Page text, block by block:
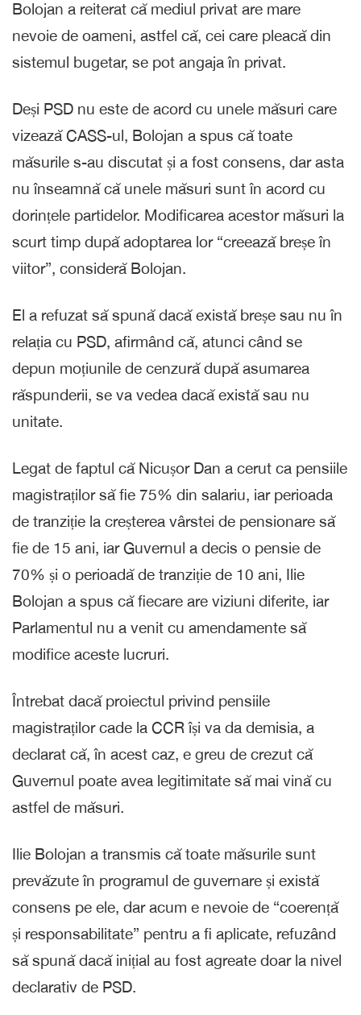
Bolojan a reiterat că mediul privat are mare
nevoie de oameni, astfel că, cei care pleacă din
sistemul bugetar, se pot angaja în privat.
Deși PSD nu este de acord cu unele măsuri care
vizează CASS-ul, Bolojan a spus că toate
măsurile s-au discutat și a fost consens, dar asta
nu înseamnă că unele măsuri sunt în acord cu
dorințele partidelor. Modificarea acestor măsuri la
scurt timp după adoptarea lor “creează breșe în
viitor”, consideră Bolojan.
El a refuzat să spună dacă există breșe sau nu în
relația cu PSD, afirmând că, atunci când se
depun moțiunile de cenzură după asumarea
răspunderii, se va vedea dacă există sau nu
unitate.
Legat de faptul că Nicușor Dan a cerut ca pensiile
magistraților să fie 75% din salariu, iar perioada
de tranziție la creșterea vârstei de pensionare să
fie de 15 ani, iar Guvernul a decis o pensie de
70% și o perioadă de tranziție de 10 ani, Ilie
Bolojan a spus că fiecare are viziuni diferite, iar
Parlamentul nu a venit cu amendamente să
modifice aceste lucruri.
Întrebat dacă proiectul privind pensiile
magistraților cade la CCR își va da demisia, a
declarat că, în acest caz, e greu de crezut că
Guvernul poate avea legitimitate să mai vină cu
astfel de măsuri.
Ilie Bolojan a transmis că toate măsurile sunt
prevăzute în programul de guvernare și există
consens pe ele, dar acum e nevoie de “coerență
și responsabilitate” pentru a fi aplicate, refuzând
să spună dacă inițial au fost agreate doar la nivel
declarativ de PSD.